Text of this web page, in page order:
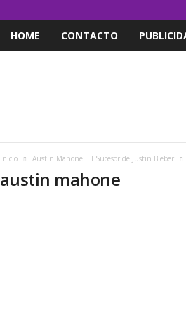
HOME CONTACTO
Inicio Austin Mahone: El Sucesor de Justin Bieber
austin mahone